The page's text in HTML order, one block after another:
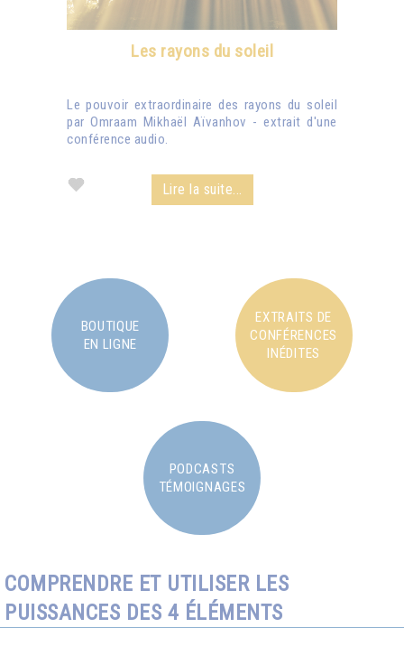
Les rayons du soleil
Le pouvoir extraordinaire des rayons du soleil
par Omraam Mikhaël Aïvanhov - extrait d'une
conférence audio.
Lire la suite...
BOUTIQUE
EN LIGNE
EXTRAITS DE
CONFÉRENCES
INÉDITES
PODCASTS
TÉMOIGNAGES
COMPRENDRE ET UTILISER LES
PUISSANCES DES 4 ÉLÉMENTS